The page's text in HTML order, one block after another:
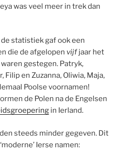
was veel meer in trek dan
statistiek gaf ook een
die de afgelopen vijfjaar het
gestegen. Patryk,
Filip en Zuzanna, Oliwia, Maja,
Poolse voornamen!
de Polen na de Engelsen
in Ierland.
steeds minder gegeven. Dit
Ierse namen: